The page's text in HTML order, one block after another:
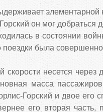
элементарной
он мог
в состоянии
была
скорости несется
масса
Горский и двое его
его вторая часть,